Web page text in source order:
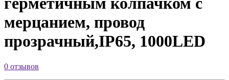
мерцанием, провод
прозрачный,IP65, 1000LED
0 отзывов